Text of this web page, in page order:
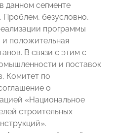
данном сегменте
Проблем, безусловно,
программы
положительная
В связи с этим с
и поставок
Комитет по
о
«Национальное
строительных